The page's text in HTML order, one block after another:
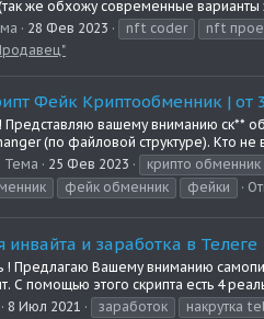
же обхожу современные варианты
28 Фев 2023 nft coder nft
Фейк Криптообменник | от
Представляю вашему вниманию ск**
(по файловой структуре). Кто не
Тема 25 Фев 2023 крипто обменник
фейк обменник фейки
инвайта и заработка в Телеге
Предлагаю Вашему вниманию
С помощью этого скрипта есть 4
8 Июл 2021 заработок накрутка